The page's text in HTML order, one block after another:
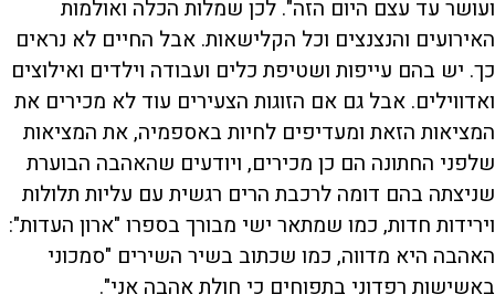
ועושר עד עצם היום הזה". לכן שמלות הכלה ואולמות
האירועים והנצנצים וכל הקלישאות. אבל החיים לא נראים
כך. יש בהם עייפות ושטיפת כלים ועבודה וילדים ואילוצים
ואדווילים. אבל גם אם הזוגות הצעירים עוד לא מכירים את
המציאות הזאת ומעדיפים לחיות באספמיה, את המציאות
שלפני החתונה הם כן מכירים, ויודעים שהאהבה הבוערת
שניצתה בהם דומה לרכבת הרים רגשית עם עליות תלולות
וירידות חדות, כמו שמתאר ישי מבורך בספרו "ארון העדות":
האהבה היא מדווה, כמו שכתוב בשיר השירים "סמכוני
באשישות רפדוני בתפוחים כי חולת אהבה אני".